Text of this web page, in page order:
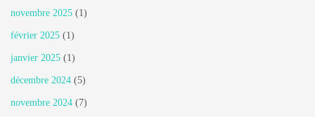
novembre 2025 (1)
février 2025 (1)
janvier 2025 (1)
décembre 2024 (5)
novembre 2024 (7)